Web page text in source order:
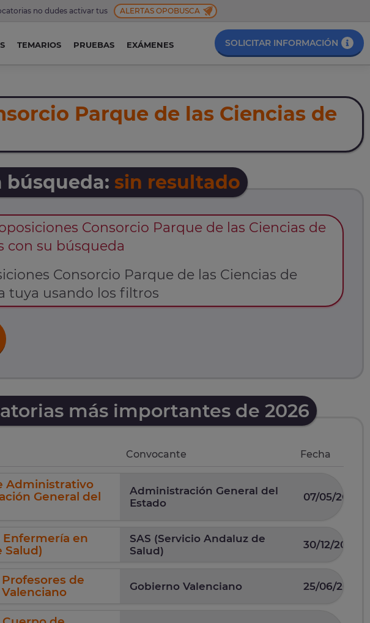
no dudes activar tus ALERTAS OPOBUSCA
TEMARIOS PRUEBAS EXÁMENES SOLICITAR INFORMACIÓN
Parque de las Ciencias de
búsqueda: sin resultado
Consorcio Parque de las Ciencias de
con su búsqueda
Consorcio Parque de las Ciencias de
tuya usando los filtros
más importantes de 2026
Convocante Fecha
Administrativo
General del
Administración General del
Estado
07/05/2026
Enfermería en
Salud)
SAS (Servicio Andaluz de
Salud)
30/12/2025
de
Gobierno Valenciano 25/06/2026